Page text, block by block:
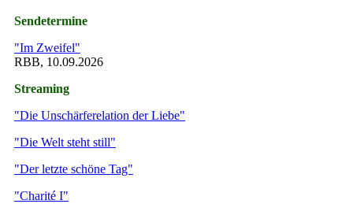
Sendetermine
"Im Zweifel"
RBB, 10.09.2026
Streaming
"Die Unschärferelation der Liebe"
"Die Welt steht still"
"Der letzte schöne Tag"
"Charité I"